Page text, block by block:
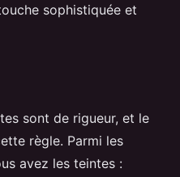
sophistiquée et
sont de rigueur, et le
règle. Parmi les
avez les teintes :